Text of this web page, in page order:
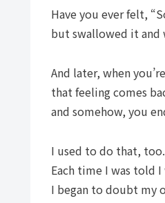
Have you ever felt,
but swallowed it and
And later, when
that feeling comes
and somehow, you
I used to do that, too.
Each time I was told
I began to doubt my